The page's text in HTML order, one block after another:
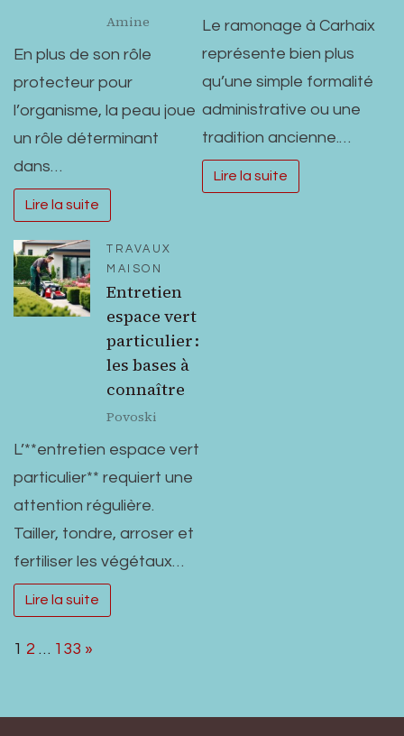
Amine
En plus de son rôle
protecteur pour
l’organisme, la peau joue
un rôle déterminant
dans…
Lire la suite
Le ramonage à Carhaix
représente bien plus
qu’une simple formalité
administrative ou une
tradition ancienne.…
Lire la suite
TRAVAUX
MAISON
Entretien
espace vert
particulier :
les bases à
connaître
Povoski
L’**entretien espace vert
particulier** requiert une
attention régulière.
Tailler, tondre, arroser et
fertiliser les végétaux…
Lire la suite
Page:
1 2 … 133 Next
»